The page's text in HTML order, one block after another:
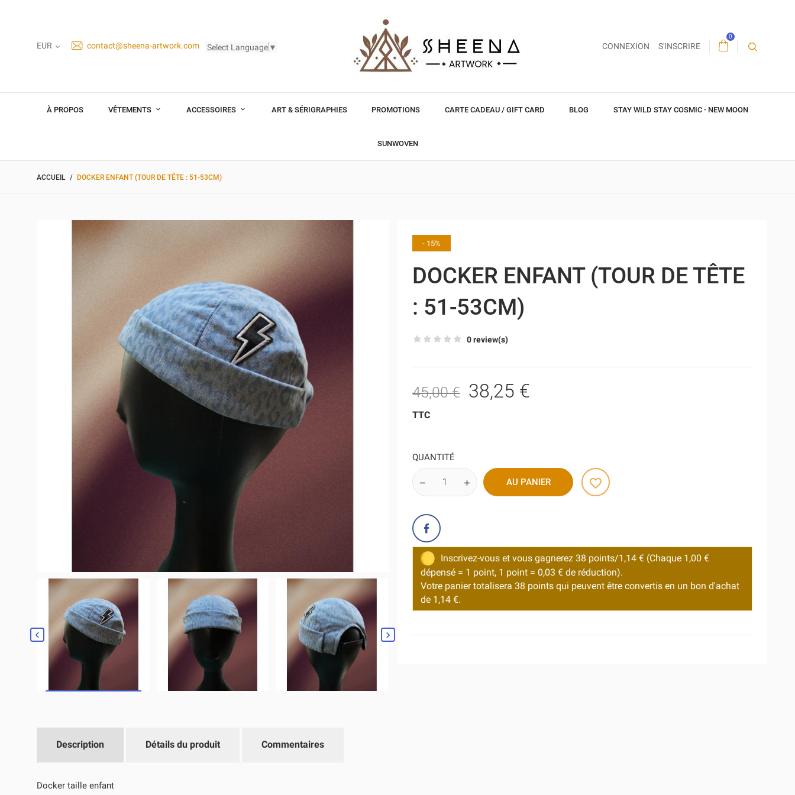
EUR contact@sheena-artwork.com Select Language ▼ CONNEXION S'INSCRIRE
0
À PROPOS VÊTEMENTS ACCESSOIRES ART & SÉRIGRAPHIES PROMOTIONS CARTE CADEAU / GIFT CARD BLOG STAY WILD STAY COSMIC - NEW MOON
SUNWOVEN
ACCUEIL DOCKER ENFANT (TOUR DE TÊTE : 51-53CM)
 
- 15%
DOCKER ENFANT (TOUR DE TÊTE
: 51-53CM)
0 review(s)
45,00 € 38,25 €
TTC
QUANTITÉ
AU PANIER favorite_border
Inscrivez-vous et vous gagnerez 38 points/1,14 € (Chaque 1,00 €
dépensé = 1 point, 1 point = 0,03 € de réduction).
Votre panier totalisera 38 points qui peuvent être convertis en un bon d'achat
de 1,14 €.
Description Détails du produit Commentaires
Docker taille enfant